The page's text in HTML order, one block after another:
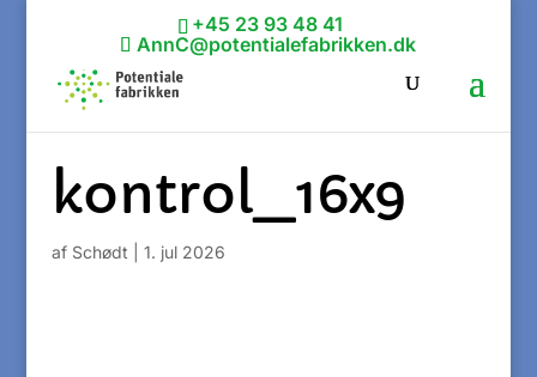
+45 23 93 48 41
AnnC@potentialefabrikken.dk
kontrol_16x9
af Schødt 1. jul 2026